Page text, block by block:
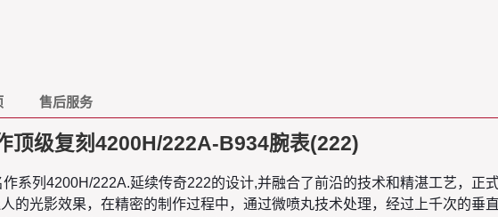
售后服务
顶级复刻4200H/222A-B934腕表(222)
系列4200H/222A.延续传奇222的设计,并融合了前沿的技术和精湛工艺，正
的光影效果，在精密的制作过程中，通过微喷丸技术处理，经过上千次的垂